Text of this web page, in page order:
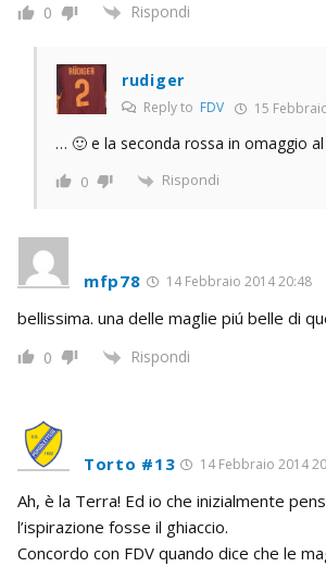
0 Rispondi
rudiger
Reply to FDV 15
… 🙂 e la seconda rossa in omaggio
0 Rispondi
mfp78 14 Febbraio 2014 20:48
bellissima. una delle maglie piú belle di
0 Rispondi
Torto #13 14 Febbraio 2014
Ah, è la Terra! Ed io che inizialmente
l’ispirazione fosse il ghiaccio.
Concordo con FDV quando dice che le